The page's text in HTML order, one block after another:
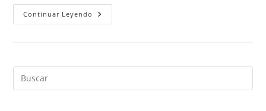
Continuar Leyendo II
CONGRESO